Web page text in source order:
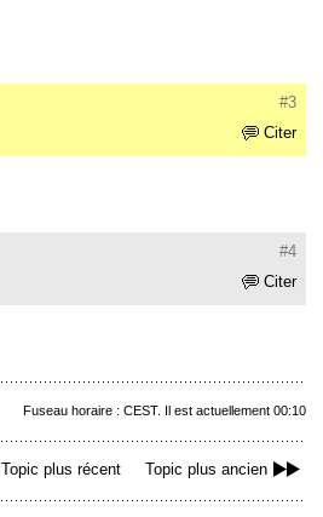
#3
Citer
#4
Citer
Fuseau horaire : CEST. Il est actuellement 00:10
Topic plus récent Topic plus ancien